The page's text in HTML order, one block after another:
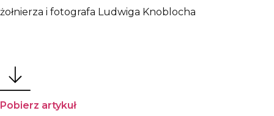
żołnierza i fotografa Ludwiga Knoblocha
Pobierz artykuł